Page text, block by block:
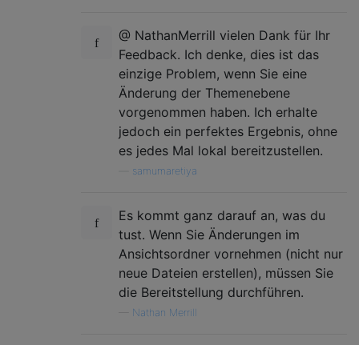
@ NathanMerrill vielen Dank für Ihr
Feedback. Ich denke, dies ist das
einzige Problem, wenn Sie eine
Änderung der Themenebene
vorgenommen haben. Ich erhalte
jedoch ein perfektes Ergebnis, ohne
es jedes Mal lokal bereitzustellen.
samumaretiya
Es kommt ganz darauf an, was du
tust. Wenn Sie Änderungen im
Ansichtsordner vornehmen (nicht nur
neue Dateien erstellen), müssen Sie
die Bereitstellung durchführen.
Nathan Merrill